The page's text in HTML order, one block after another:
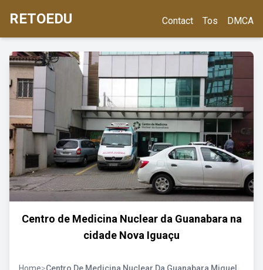
RETOEDU Contact Tos DMCA
Centro de Medicina Nuclear da Guanabara na
cidade Nova Iguaçu